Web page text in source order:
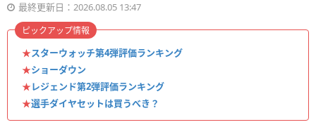
最終更新日：2026.08.05 13:47
★スターウォッチ第4弾評価ランキング
★ショーダウン
★レジェンド第2弾評価ランキング
★選手ダイヤセットは買うべき？
ピックアップ情報